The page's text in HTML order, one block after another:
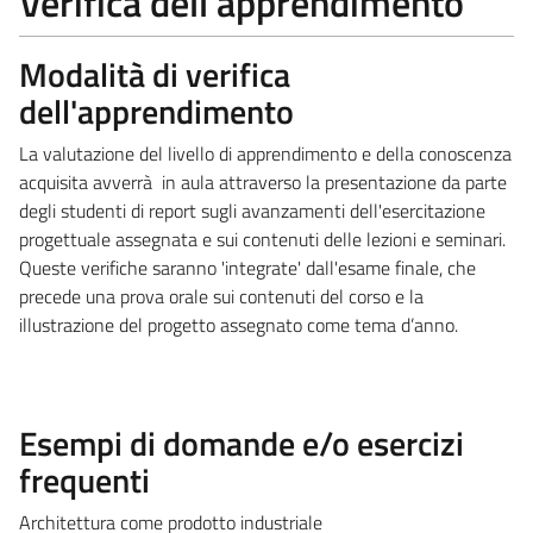
Modalità di verifica
dell'apprendimento
La valutazione del livello di apprendimento e della conoscenza
acquisita avverrà in aula attraverso la presentazione da parte
degli studenti di report sugli avanzamenti dell'esercitazione
progettuale assegnata e sui contenuti delle lezioni e seminari.
Queste verifiche saranno 'integrate' dall'esame finale, che
precede una prova orale sui contenuti del corso e la
illustrazione del progetto assegnato come tema d’anno.
Esempi di domande e/o esercizi
frequenti
Architettura come prodotto industriale